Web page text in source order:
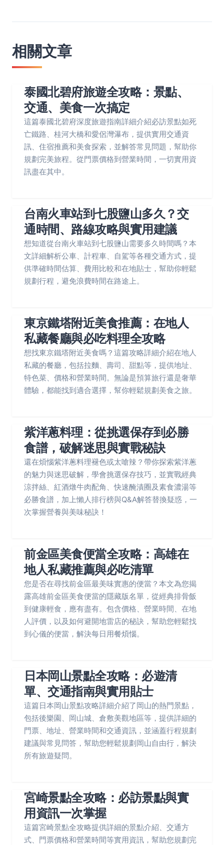
相關文章
泰國北碧府旅遊全攻略：景點、
交通、美食一次搞定
這篇泰國北碧府深度旅遊指南詳細介紹必訪景點如死
亡鐵路、桂河大橋和愛侶灣瀑布，提供實用交通資
訊、住宿推薦和美食探索，並解答常見問題，幫助你
規劃完美旅程。從門票價格到營業時間，一切實用資
訊盡在其中。
台南火車站到七股鹽山多久？交
通時間、路線攻略與實用建議
想知道從台南火車站到七股鹽山需要多久時間嗎？本
文詳細解析公車、計程車、自駕等各種交通方式，提
供準確時間估算、費用比較和在地貼士，幫助你輕鬆
規劃行程，避免浪費時間在路途上。
東京鐵塔附近美食推薦：在地人
私藏餐廳與必吃料理全攻略
想找東京鐵塔附近美食嗎？這篇攻略詳細介紹在地人
私藏的餐廳，包括拉麵、壽司、甜點等，提供地址、
特色菜、價格和營業時間。無論是預算旅行還是奢華
體驗，都能找到適合選擇，幫你輕鬆規劃美食之旅。
紫洋蔥料理：從挑選保存到必勝
食譜，破解迷思與實戰秘訣
還在煩惱紫洋蔥料理褪色或太嗆辣？帶你探索紫洋蔥
的魅力與迷思破解，學會挑選保存技巧，並實戰經典
涼拌絲、紅酒燉牛肉配角、快速醃漬圈及素食濃湯等
必勝食譜，加上懶人排行榜與Q&A解答替換疑惑，一
次掌握營養與美味秘訣！
前金區美食便當全攻略：高雄在
地人私藏推薦與必吃清單
您是否在尋找前金區最美味實惠的便當？本文為您揭
露高雄前金區美食便當的隱藏版名單，從經典排骨飯
到健康輕食，應有盡有。包含價格、營業時間、在地
人評價，以及如何避開地雷店的秘訣，幫助您輕鬆找
到心儀的便當，解決每日用餐煩惱。
日本岡山景點全攻略：必遊清
單、交通指南與實用貼士
這篇日本岡山景點攻略詳細介紹了岡山的熱門景點，
包括後樂園、岡山城、倉敷美觀地區等，提供詳細的
門票、地址、營業時間和交通資訊，並涵蓋行程規劃
建議與常見問答，幫助您輕鬆規劃岡山自由行，解決
所有旅遊疑問。
宮崎景點全攻略：必訪景點與實
用資訊一次掌握
這篇宮崎景點全攻略提供詳細的景點介紹、交通方
式、門票價格和營業時間等實用資訊，幫助您規劃完